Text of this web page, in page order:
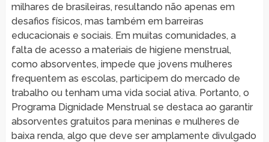
milhares de brasileiras, resultando não apenas em
desafios físicos, mas também em barreiras
educacionais e sociais. Em muitas comunidades, a
falta de acesso a materiais de higiene menstrual,
como absorventes, impede que jovens mulheres
frequentem as escolas, participem do mercado de
trabalho ou tenham uma vida social ativa. Portanto, o
Programa Dignidade Menstrual se destaca ao garantir
absorventes gratuitos para meninas e mulheres de
baixa renda, algo que deve ser amplamente divulgado